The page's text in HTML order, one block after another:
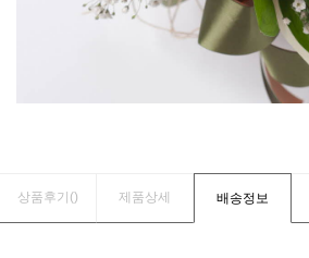
상품후기() 제품상세 배송정보